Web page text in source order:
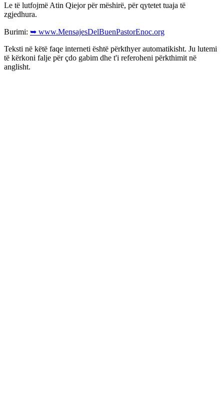
Le të lutfojmë Atin Qiejor për mëshirë, për qytetet tuaja të
zgjedhura.
Burimi: ➥ www.MensajesDelBuenPastorEnoc.org
Teksti në këtë faqe interneti është përkthyer automatikisht. Ju lutemi
të kërkoni falje për çdo gabim dhe t'i referoheni përkthimit në
anglisht.